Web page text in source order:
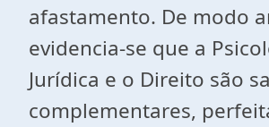
afastamento. De modo
evidencia-se que a
Jurídica e o Direito são
complementares,